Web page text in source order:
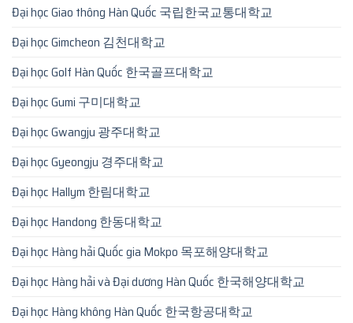
Đại học Giao thông Hàn Quốc 국립한국교통대학교
Đại học Gimcheon 김천대학교
Đại học Golf Hàn Quốc 한국골프대학교
Đại học Gumi 구미대학교
Đại học Gwangju 광주대학교
Đại học Gyeongju 경주대학교
Đại học Hallym 한림대학교
Đại học Handong 한동대학교
Đại học Hàng hải Quốc gia Mokpo 목포해양대학교
Đại học Hàng hải và Đại dương Hàn Quốc 한국해양대학교
Đại học Hàng không Hàn Quốc 한국항공대학교